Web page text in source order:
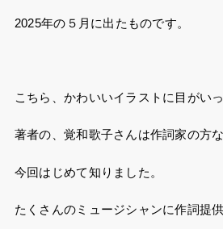
2025年の５月に出たものです。
こちら、かわいいイラストに目がい
著者の、覚和歌子さんは作詞家の方な
今回はじめて知りました。
たくさんのミュージシャンに作詞提